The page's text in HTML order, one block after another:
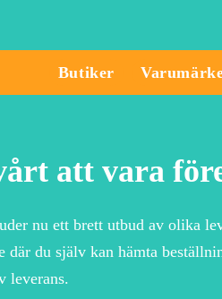
Butiker
att vara
nu ett brett utbud av olika
du själv kan hämta
leverans.